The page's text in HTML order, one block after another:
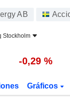
AB
Stockholm
-0,29 %
Gráficos